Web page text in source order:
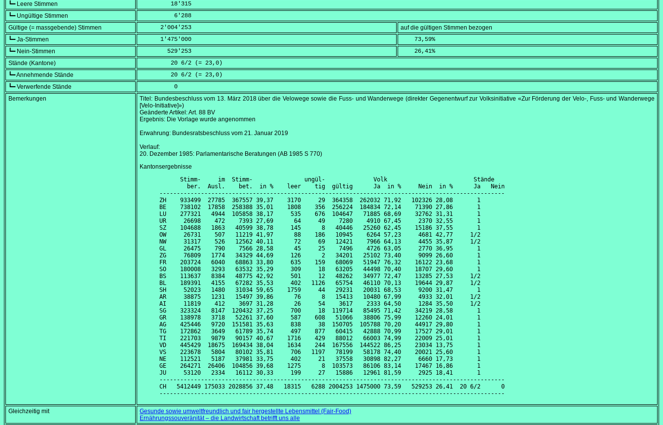
┗━ Leere Stimmen
         18'315
┗━ Ungültige Stimmen
          6'288
Gültige (= massgebende) Stimmen
      2'004'253
auf die gültigen Stimmen bezogen
┗━ Ja-Stimmen
      1'475'000
    73,59
%
┗━ Nein-Stimmen
        529'253
    26,41
%
Stände (Kantone)
         20 6/2 (=
23,0 )
┗━ Annehmende Stände
         20 6/2 (=
23,0 )
┗━ Verwerfende Stände
          0
Bemerkungen
Titel: Bundesbeschluss vom 13. März 2018über die Velowege sowie die Fuss- und Wanderwege (direkter Gegenentwurf zur Volksinitiative «Zur Förderung der Velo-, Fuss- und Wanderwege
[Velo-Initiative]»)
Geänderte Artikel: Art. 88 BV
Ergebnis: Die Vorlage wurde angenommen
Erwahrung: Bundesratsbeschluss vom 21. Januar 2019
Verlauf:
20. Dezember 1985: Parlamentarische Beratungen (AB 1985 S 770)
Kantonsergebnisse
      Stimm-     im  Stimm-               ungül-              Volk                         Stände
        ber.  Ausl.    bet.  in %    leer    tig  gültig      Ja  in %     Nein  in %      Ja   Nein
----------------------------------------------------------------------------------------------------
ZH    933499  27785  367557 39,37    3170     29  364358  262032 71,92   102326 28,08       1
BE    738102  17858  258388 35,01    1808    356  256224  184834 72,14    71390 27,86       1
LU    277321   4944  105858 38,17     535    676  104647   71885 68,69    32762 31,31       1
UR     26698    472    7393 27,69      64     49    7280    4910 67,45     2370 32,55       1
SZ    104688   1863   40599 38,78     145      8   40446   25260 62,45    15186 37,55       1
OW     26731    507   11219 41,97      88    186   10945    6264 57,23     4681 42,77     1/2
NW     31317    526   12562 40,11      72     69   12421    7966 64,13     4455 35,87     1/2
GL     26475    790    7566 28,58      45     25    7496    4726 63,05     2770 36,95       1
ZG     76809   1774   34329 44,69     126      2   34201   25102 73,40     9099 26,60       1
FR    203724   6040   68863 33,80     635    159   68069   51947 76,32    16122 23,68       1
SO    180008   3293   63532 35,29     309     18   63205   44498 70,40    18707 29,60       1
BS    113637   8384   48775 42,92     501     12   48262   34977 72,47    13285 27,53     1/2
BL    189391   4155   67282 35,53     402   1126   65754   46110 70,13    19644 29,87     1/2
SH     52023   1480   31034 59,65    1759     44   29231   20031 68,53     9200 31,47       1
AR     38875   1231   15497 39,86      76      8   15413   10480 67,99     4933 32,01     1/2
AI     11819    412    3697 31,28      26     54    3617    2333 64,50     1284 35,50     1/2
SG    323324   8147  120432 37,25     700     18  119714   85495 71,42    34219 28,58       1
GR    138978   3718   52261 37,60     587    608   51066   38806 75,99    12260 24,01       1
AG    425446   9720  151581 35,63     838     38  150705  105788 70,20    44917 29,80       1
TG    172862   3649   61789 35,74     497    877   60415   42888 70,99    17527 29,01       1
TI    221703   9879   90157 40,67    1716    429   88012   66003 74,99    22009 25,01       1
VD    445429  18675  169434 38,04    1634    244  167556  144522 86,25    23034 13,75       1
VS    223678   5804   80102 35,81     706   1197   78199   58178 74,40    20021 25,60       1
NE    112521   5187   37981 33,75     402     21   37558   30898 82,27     6660 17,73       1
GE    264271  26406  104856 39,68    1275      8  103573   86106 83,14    17467 16,86       1
JU     53120   2334   16112 30,33     199     27   15886   12961 81,59     2925 18,41       1
----------------------------------------------------------------------------------------------------
CH   5412449 175033 2028856 37,48   18315   6288 2004253 1475000 73,59   529253 26,41  20 6/2      0
Gleichzeitig mit
Gesunde sowie umweltfreundlich und fair hergestellte Lebensmittel (Fair-Food)
Ernährungssouveränität – die Landwirtschaft betrifft uns alle